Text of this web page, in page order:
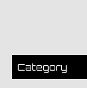
Category